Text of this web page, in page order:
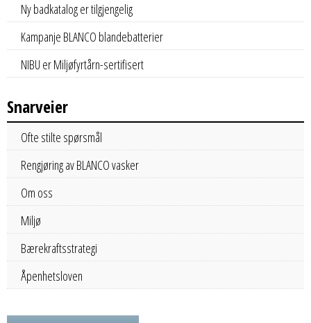
Ny badkatalog er tilgjengelig
Kampanje BLANCO blandebatterier
NIBU er Miljøfyrtårn-sertifisert
Snarveier
Ofte stilte spørsmål
Rengjøring av BLANCO vasker
Om oss
Miljø
Bærekraftsstrategi
Åpenhetsloven